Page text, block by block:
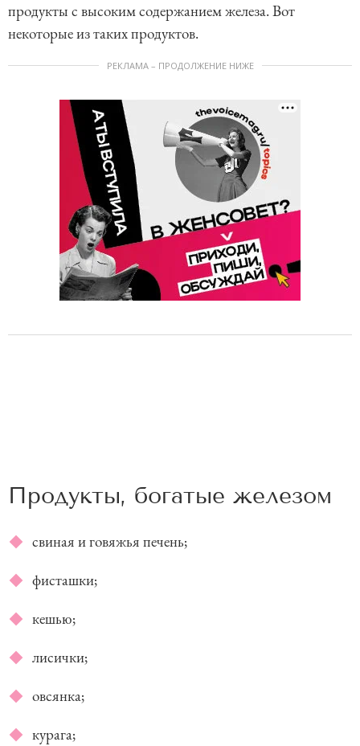
продукты с высоким содержанием железа. Вот
некоторые из таких продуктов.
РЕКЛАМА – ПРОДОЛЖЕНИЕ НИЖЕ
Продукты, богатые железом
свиная и говяжья печень;
фисташки;
кешью;
лисички;
овсянка;
курага;